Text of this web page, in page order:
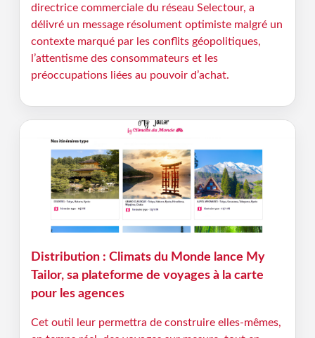
directrice commerciale du réseau Selectour, a
délivré un message résolument optimiste malgré un
contexte marqué par les conflits géopolitiques,
l’attentisme des consommateurs et les
préoccupations liées au pouvoir d’achat.
Distribution : Climats du Monde lance My
Tailor, sa plateforme de voyages à la carte
pour les agences
Cet outil leur permettra de construire elles-mêmes,